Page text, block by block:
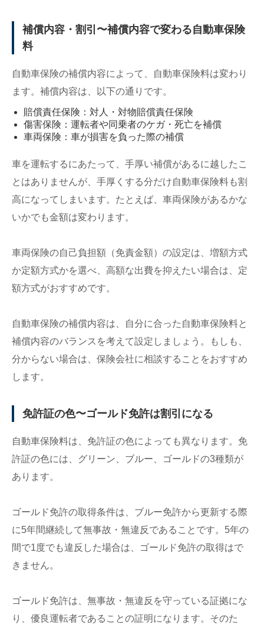
補償内容・割引〜補償内容で変わる自動車保険
料
自動車保険の補償内容によって、自動車保険料は変わり
ます。補償内容は、以下の通りです。
賠償責任保険：対人・対物賠償責任保険
傷害保険：運転者や同乗者のケガ・死亡を補償
車両保険：車が損害を負った際の補償
車を運転するにあたって、手厚い補償があるに越したこ
とはありませんが、手厚くする分だけ自動車保険料も割
高になってしまいます。たとえば、車両保険があるかな
いかでも金額は変わります。
車両保険の自己負担額（免責金額）の設定は、増額方式
か定額方式かを選べ、高額な出費を抑えたい場合は、定
額方式がおすすめです。
自動車保険の補償内容は、自分に合った自動車保険料と
補償内容のバランスを考えて設定しましょう。もしも、
分からない場合は、保険会社に相談することをおすすめ
します。
免許証の色〜ゴールド免許は割引になる
自動車保険料は、免許証の色によっても異なります。免
許証の色には、グリーン、ブルー、ゴールドの3種類が
あります。
ゴールド免許の取得条件は、ブルー免許から更新する際
に5年間継続して無事故・無違反であることです。5年の
間で1度でも違反した場合は、ゴールド免許の取得はで
きません。
ゴールド免許は、無事故・無違反を守っている証拠にな
り、優良運転者であることの証明になります。そのた